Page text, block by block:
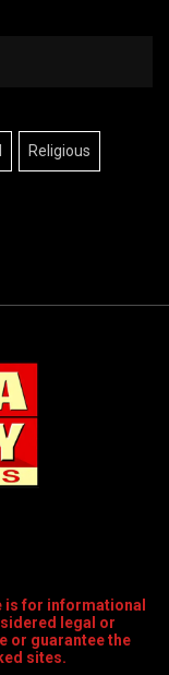
Religious
is for informational
legal or
or guarantee the
sites.